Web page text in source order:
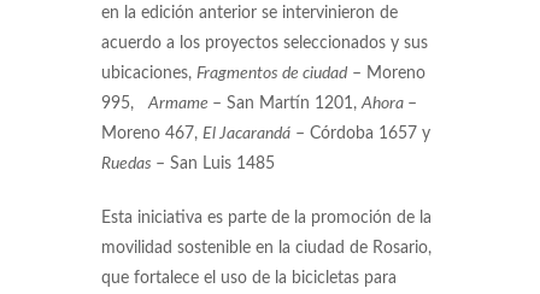
en la edición anterior se intervinieron de
acuerdo a los proyectos seleccionados y sus
ubicaciones, Fragmentos de ciudad– Moreno
995, Armame – San Martín 1201, Ahora –
Moreno 467, El Jacarandá – Córdoba 1657 y
Ruedas – San Luis 1485
Esta iniciativa es parte de la promoción de la
movilidad sostenible en la ciudad de Rosario,
que fortalece el uso de la bicicletas para